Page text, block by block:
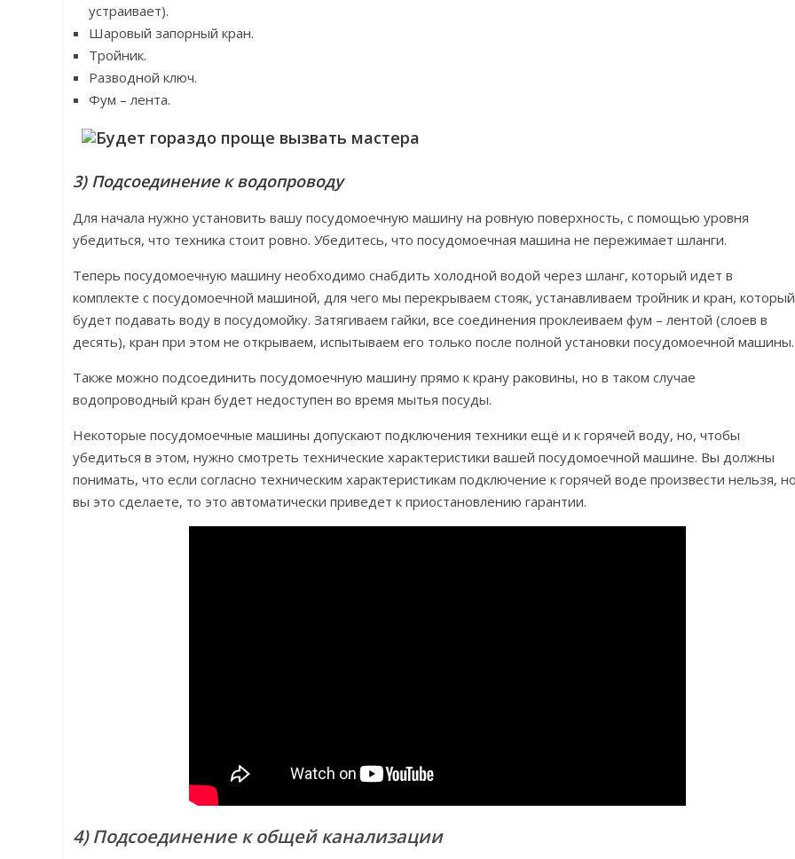
устраивает).
Шаровый запорный кран.
Тройник.
Разводной ключ.
Фум – лента.
3) Подсоединение к водопроводу
Для начала нужно установить вашу посудомоечную машину на ровную поверхность, с помощью уровня
убедиться, что техника стоит ровно. Убедитесь, что посудомоечная машина не пережимает шланги.
Теперь посудомоечную машину необходимо снабдить холодной водой через шланг, который идет в
комплекте с посудомоечной машиной, для чего мы перекрываем стояк, устанавливаем тройник и кран, который
будет подавать воду в посудомойку. Затягиваем гайки, все соединения проклеиваем фум – лентой (слоев в
десять), кран при этом не открываем, испытываем его только после полной установки посудомоечной машины.
Также можно подсоединить посудомоечную машину прямо к крану раковины, но в таком случае
водопроводный кран будет недоступен во время мытья посуды.
Некоторые посудомоечные машины допускают подключения техники ещё и к горячей воду, но, чтобы
убедиться в этом, нужно смотреть технические характеристики вашей посудомоечной машине. Вы должны
понимать, что если согласно техническим характеристикам подключение к горячей воде произвести нельзя,
вы это сделаете, то это автоматически приведет к приостановлению гарантии.
4) Подсоединение к общей канализации